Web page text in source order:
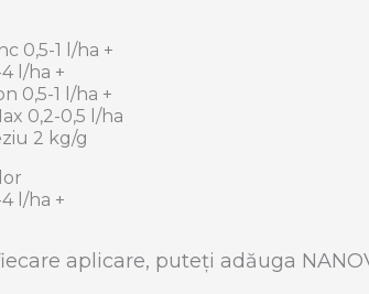
0,5-1 l/ha +
l/ha +
0,5-1 l/ha +
0,2-0,5 l/ha
2 kg/g
l/ha +
aplicare, puteți adăuga